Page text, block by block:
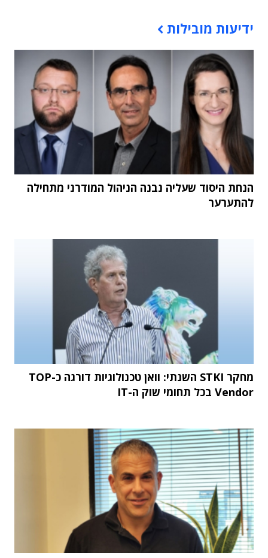
ידיעות מובילות
הנחת היסוד שעליה נבנה הניהול המודרני מתחילה
להתערער
מחקר STKI השנתי: וואן טכנולוגיות דורגה כ-TOP
Vendor בכל תחומי שוק ה-IT